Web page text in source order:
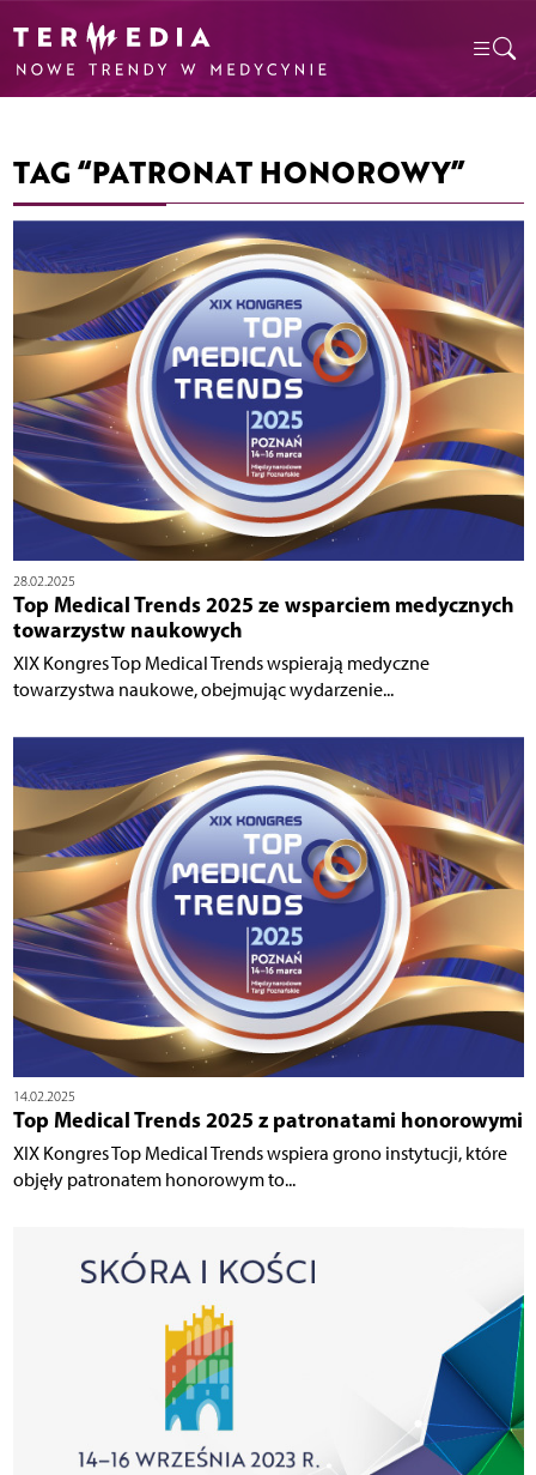
TAG “PATRONAT HONOROWY”
28.02.2025
Top Medical Trends 2025 ze wsparciem medycznych
towarzystw naukowych
XIX Kongres Top Medical Trends wspierają medyczne
towarzystwa naukowe, obejmując wydarzenie...
14.02.2025
Top Medical Trends 2025 z patronatami honorowymi
XIX Kongres Top Medical Trends wspiera grono instytucji, które
objęły patronatem honorowym to...